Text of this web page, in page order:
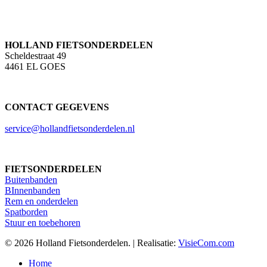
HOLLAND FIETSONDERDELEN
Scheldestraat 49
4461 EL GOES
CONTACT GEGEVENS
service@hollandfietsonderdelen.nl
FIETSONDERDELEN
Buitenbanden
BInnenbanden
Rem en onderdelen
Spatborden
Stuur en toebehoren
© 2026 Holland Fietsonderdelen. | Realisatie: VisieCom.com
Close
Home